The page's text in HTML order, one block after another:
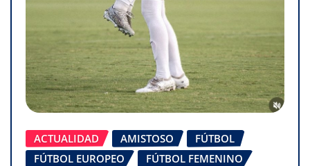
ACTUALIDAD AMISTOSO
FÚTBOL
FÚTBOL EUROPEO
FÚTBOL FEMENINO